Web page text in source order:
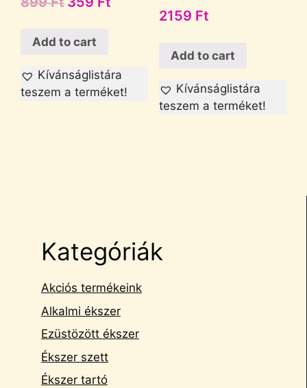
Add to cart
Kívánságlistára
teszem a terméket!
2159 Ft
Add to cart
Kívánságlistára
teszem a terméket!
Kategóriák
Akciós termékeink
Alkalmi ékszer
Ezüstözött ékszer
Ékszer szett
Ékszer tartó